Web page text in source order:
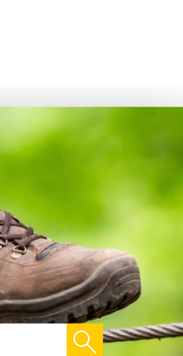
живи та насолоджуйся